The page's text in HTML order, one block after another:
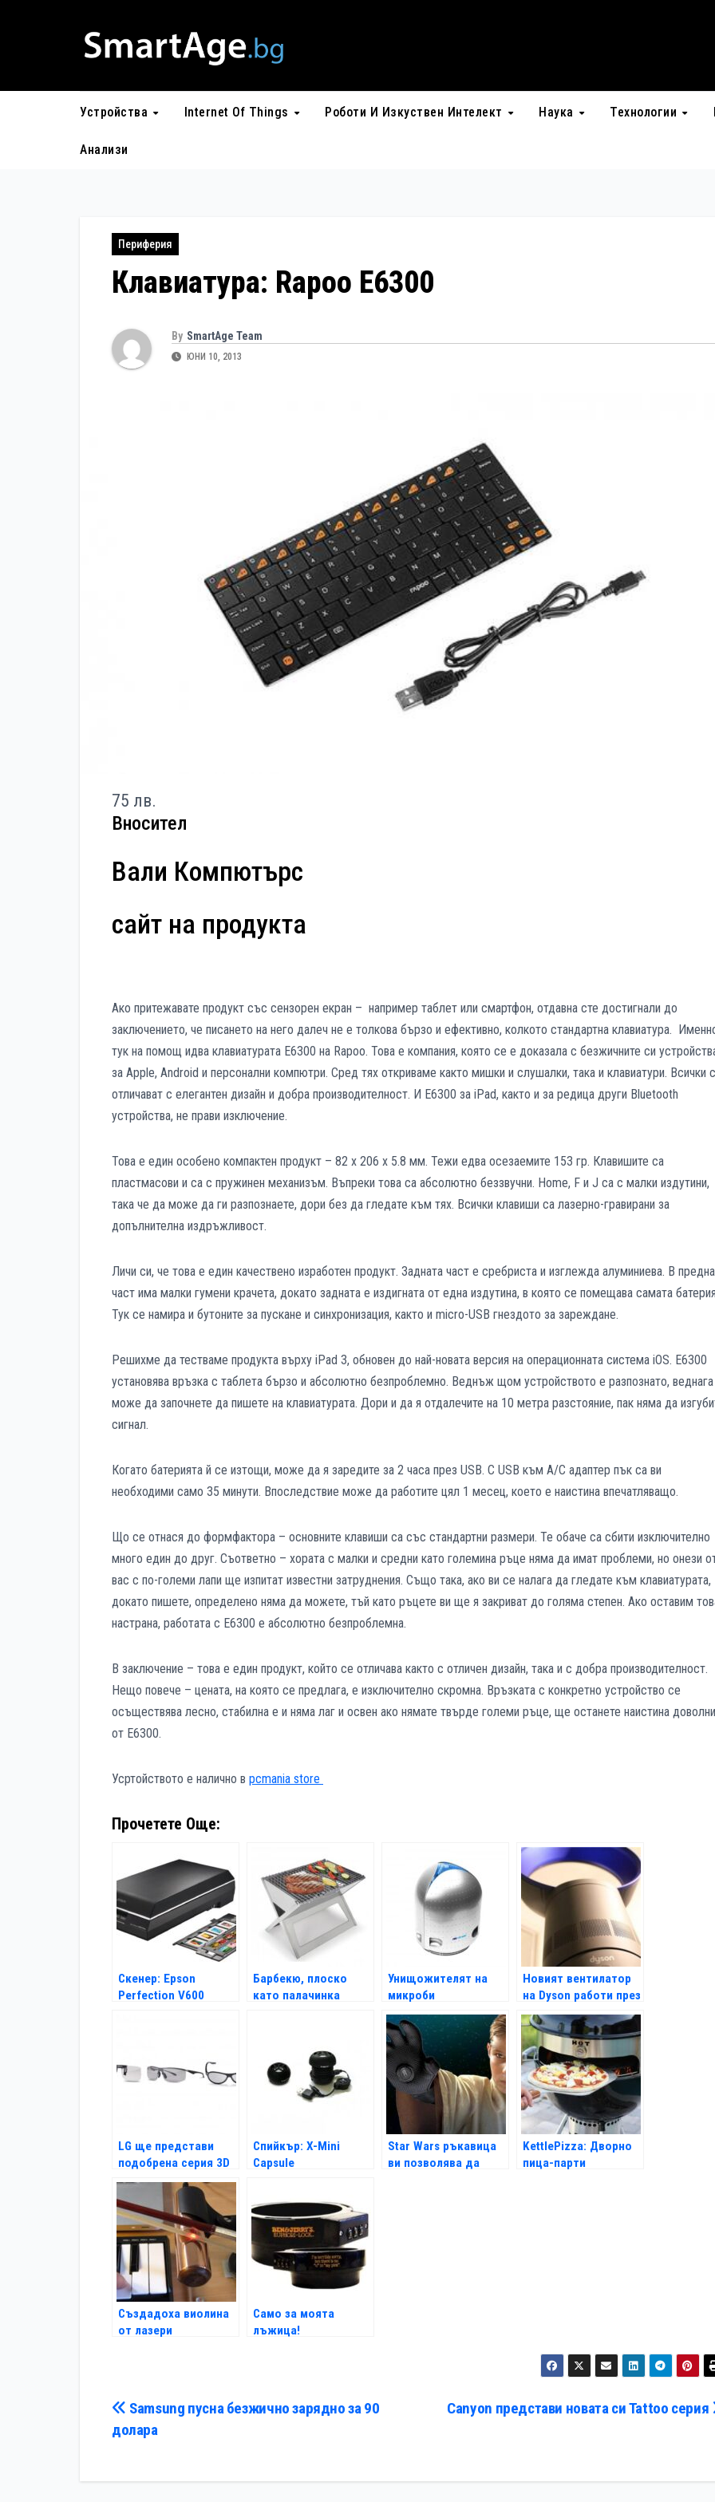
Устройства Internet Of Things Роботи И Изкуствен Интелект Наука Технологии
Анализи
Периферия
Клавиатура: Rapoo E6300
By SmartAge Team
ЮНИ 10, 2013
75 лв.
Вносител
Вали Компютърс
сайт на продукта
Ако притежавате продукт със сензорен екран – например таблет или смартфон, отдавна сте достигнали до
заключението, че писането на него далеч не е толкова бързо и ефективно, колкото стандартна клавиатура.
тук на помощ идва клавиатурата E6300 на Rapoo. Това е компания, която се е доказала с безжичните си
за Apple, Android и персонални компютри. Сред тях откриваме както мишки и слушалки, така и клавиатури. Всички
отличават с елегантен дизайн и добра производителност. И E6300 за iPad, както и за редица други Bluetooth
устройства, не прави изключение.
Това е един особено компактен продукт – 82 x 206 x 5.8 мм. Тежи едва осезаемите 153 гр. Клавишите са
пластмасови и са с пружинен механизъм. Въпреки това са абсолютно беззвучни. Home, F и J са с малки издутини,
така че да може да ги разпознаете, дори без да гледате към тях. Всички клавиши са лазерно-гравирани за
допълнителна издръжливост.
Личи си, че това е един качествено изработен продукт. Задната част е сребриста и изглежда алуминиева. В
част има малки гумени крачета, докато задната е издигната от една издутина, в която се помещава самата
Тук се намира и бутоните за пускане и синхронизация, както и micro-USB гнездото за зареждане.
Решихме да тестваме продукта върху iPad 3, обновен до най-новата версия на операционната система iOS. Е6300
установява връзка с таблета бързо и абсолютно безпроблемно. Веднъж щом устройството е разпознато, веднага
може да започнете да пишете на клавиатурата. Дори и да я отдалечите на 10 метра разстояние, пак няма да
сигнал.
Когато батерията й се изтощи, може да я заредите за 2 часа през USB. С USB към A/C адаптер пък са ви
необходими само 35 минути. Впоследствие може да работите цял 1 месец, което е наистина впечатляващо.
Що се отнася до формфактора – основните клавиши са със стандартни размери. Те обаче са сбити изключително
много един до друг. Съответно – хората с малки и средни като големина ръце няма да имат проблеми, но онези
вас с по-големи лапи ще изпитат известни затруднения. Също така, ако ви се налага да гледате към клавиатурата,
докато пишете, определено няма да можете, тъй като ръцете ви ще я закриват до голяма степен. Ако оставим
настрана, работата с E6300 е абсолютно безпроблемна.
В заключение – това е един продукт, който се отличава както с отличен дизайн, така и с добра производителност.
Нещо повече – цената, на която се предлага, е изключително скромна. Връзката с конкретно устройство се
осъществява лесно, стабилна е и няма лаг и освен ако нямате твърде големи ръце, ще останете наистина доволни
от E6300.
Усртойството е налично в pcmania store
Прочетете Още:
Скенер: Epson
Perfection V600
Барбекю, плоско
като палачинка
Унищожителят на
микроби
Новият вентилатор
на Dyson работи през
всички сезони
LG ще представи
подобрена серия 3D
очила
Спийкър: X-Mini
Capsule
Star Wars ръкавица
ви позволява да
KettlePizza: Дворно
пица-парти
Създадоха виолина
от лазери
Само за моята
лъжица!
Навигация Canyon представи новата си Tattoo серия
Samsung пусна безжично зарядно за 90
долара